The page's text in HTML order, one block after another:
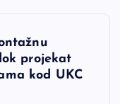
projekat
kod UKC